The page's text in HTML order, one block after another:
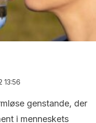
13:56
genstande, der
i menneskets